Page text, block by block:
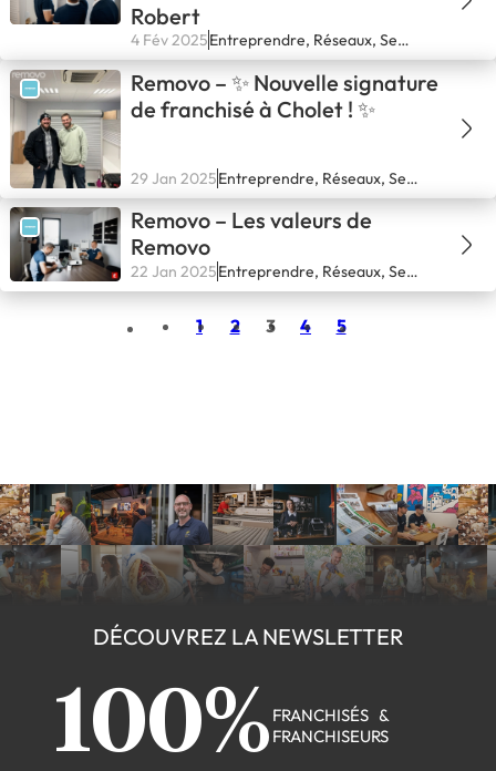
Robert
4 Fév 2025Entreprendre, Réseaux, Se
financer, Secteurs, Se lancer
Removo – ✨ Nouvelle signature
de franchisé à Cholet ! ✨
29 Jan 2025Entreprendre, Réseaux, Se
financer, Secteurs, Se lancer
Removo – Les valeurs de
Removo
22 Jan 2025Entreprendre, Réseaux, Se
financer, Secteurs, Se lancer
1 2 3 4 5
DÉCOUVREZ LA NEWSLETTER
100% FRANCHISÉS &
FRANCHISEURS